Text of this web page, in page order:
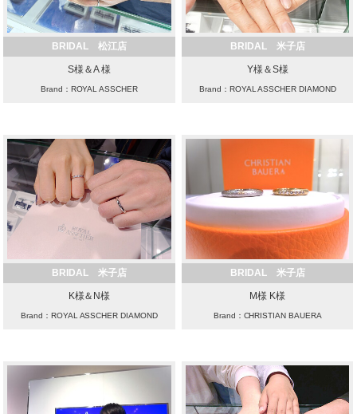
BRIDAL 松江店
S様＆A 様
Brand：ROYAL ASSCHER
BRIDAL 米子店
Y様＆S様
Brand：ROYAL ASSCHER DIAMOND
BRIDAL 米子店
K様＆N様
Brand：ROYAL ASSCHER DIAMOND
BRIDAL 米子店
M様 K様
Brand：CHRISTIAN BAUERA